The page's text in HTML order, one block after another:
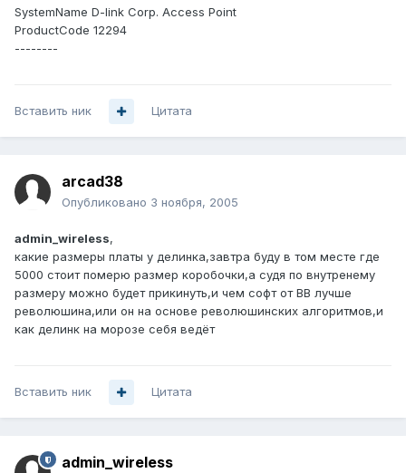
SystemName D-link Corp. Access Point
ProductCode 12294
--------
Вставить ник Цитата
arcad38
Опубликовано 3 ноября, 2005
admin_wireless,
какие размеры платы у делинка,завтра буду в том месте где
5000 стоит померю размер коробочки,а судя по внутренему
размеру можно будет прикинуть,и чем софт от ВВ лучше
революшина,или он на основе революшинских алгоритмов,и
как делинк на морозе себя ведёт
Вставить ник Цитата
admin_wireless